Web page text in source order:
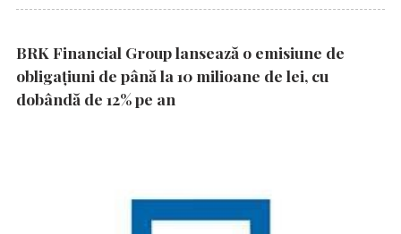
BRK Financial Group lansează o emisiune de
obligațiuni de până la 10 milioane de lei, cu
dobândă de 12% pe an